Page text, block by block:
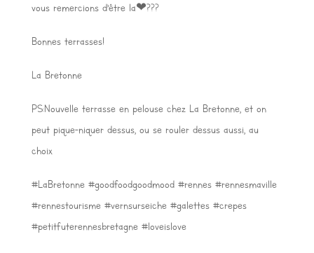
vous remercions d’être la❤???
Bonnes terrasses!
La Bretonne
PS:Nouvelle terrasse en pelouse chez La Bretonne, et on
peut pique-niquer dessus, ou se rouler dessus aussi, au
choix
#LaBretonne #goodfoodgoodmood #rennes #rennesmaville
#rennestourisme #vernsurseiche #galettes #crepes
#petitfuterennesbretagne #loveislove